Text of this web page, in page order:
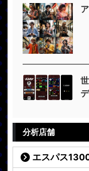
分析店舗
エスパス